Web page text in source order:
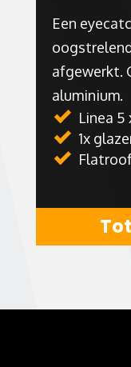
Een
afgewerkt.
aluminium.
Linea 5
1x